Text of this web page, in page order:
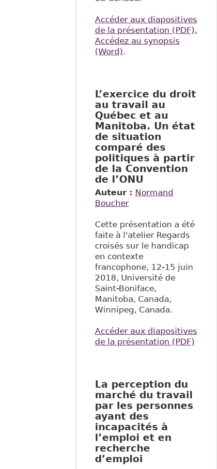
Accéder aux diapositives
de la présentation (PDF),
Accédez au synopsis
(Word).
L’exercice du droit
au travail au
Québec et au
Manitoba. Un état
de situation
comparé des
politiques à partir
de la Convention
de l’ONU
Auteur : Normand
Boucher
Cette présentation a été
faite à l'atelier Regards
croisés sur le handicap
en contexte
francophone, 12-15 juin
2018, Université de
Saint-Boniface,
Manitoba, Canada,
Winnipeg, Canada.
Accéder aux diapositives
de la présentation (PDF)
La perception du
marché du travail
par les personnes
ayant des
incapacités à
l’emploi et en
recherche
d’emploi